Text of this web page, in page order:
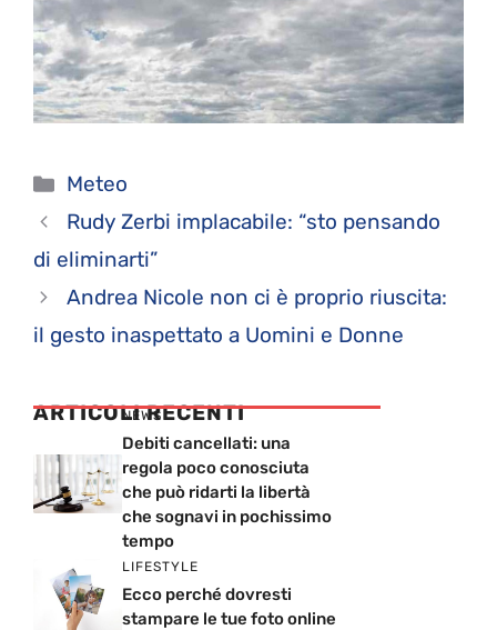
Categorie
Meteo
Rudy Zerbi implacabile: “sto pensando
di eliminarti”
Andrea Nicole non ci è proprio riuscita:
il gesto inaspettato a Uomini e Donne
ARTICOLI RECENTI
NEWS
Debiti cancellati: una
regola poco conosciuta
che può ridarti la libertà
che sognavi in pochissimo
tempo
LIFESTYLE
Ecco perché dovresti
stampare le tue foto online